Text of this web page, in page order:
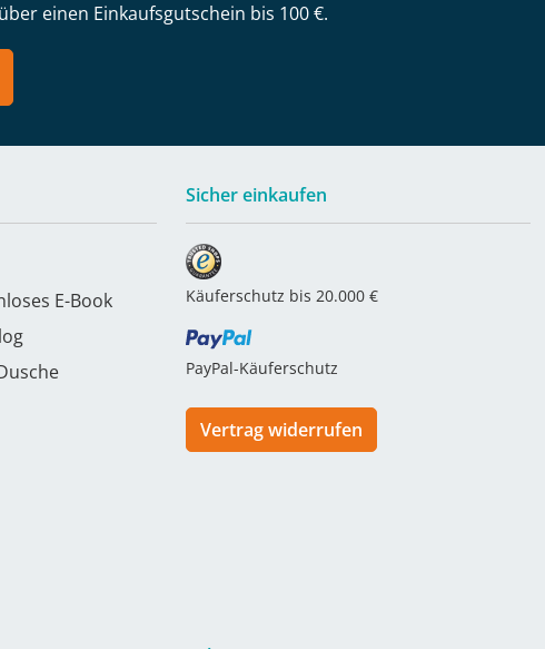
einen Einkaufsgutschein bis 100 €.
E-Book
Sicher einkaufen
Käuferschutz bis 20.000 €
PayPal-Käuferschutz
Vertrag widerrufen